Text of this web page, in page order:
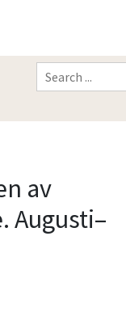
av
Augusti–